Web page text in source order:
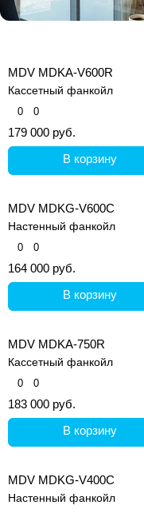
MDV MDKA-V600R
Кассетный фанкойл
0 0
179 000 руб.
В корзину
MDV MDKG-V600C
Настенный фанкойл
0 0
164 000 руб.
В корзину
MDV MDKA-750R
Кассетный фанкойл
0 0
183 000 руб.
В корзину
MDV MDKG-V400C
Настенный фанкойл